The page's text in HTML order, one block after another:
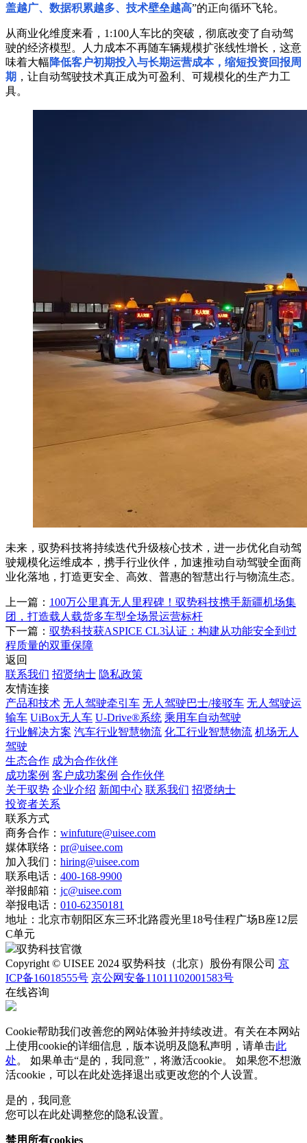
盖越广、数据积累越多、技术壁垒越高”的正向循环飞轮。
从商业化维度来看，1:100人车比的突破，彻底改变了自动驾
驶的经济模型。人力成本不再随车辆规模扩张线性增长，这意
味着大幅降低客户初期投入与长期运营成本，缩短投资回报周
期 ，让自动驾驶技术真正成为可盈利、可规模化的生产力工
具。
未来，驭势科技将持续迭代升级核心技术，进一步优化自动驾
驶规模化运维成本，携手行业伙伴，加速推动自动驾驶全面商
业化落地，打造更安全、高效、普惠的智慧出行与物流生态。
上一篇： 100万公里真无人里程碑！驭势科技携手新疆机场集
团，打造载人载货多车型全场景运营标杆
下一篇： 驭势科技获ASPICE CL3认证：构建从功能安全到过
程质量的双重保障
返回
联系我们 招贤纳士 隐私政策
友情连接
产品和技术 无人驾驶牵引车 无人驾驶巴士/接驳车 无人驾驶运
输车 UiBox无人车 U-Drive®系统 乘用车自动驾驶
行业解决方案 汽车行业智慧物流 化工行业智慧物流 机场无人
驾驶
生态合作 成为合作伙伴
成功案例 客户成功案例 合作伙伴
关于驭势 企业介绍 新闻中心 联系我们 招贤纳士
投资者关系
联系方式
商务合作： winfuture@uisee.com
媒体联络： pr@uisee.com
加入我们： hiring@uisee.com
联系电话： 400-168-9900
举报邮箱： jc@uisee.com
举报电话： 010-62350181
地址： 北京市朝阳区东三环北路霞光里18号佳程广场B座12层
C单元
驭势科技官微
Copyright © UISEE 2024 驭势科技（北京）股份有限公司 京
ICP备16018555号 京公网安备11011102001583号
在线咨询
Cookie帮助我们改善您的网站体验并持续改进。有关在本网站
上使用cookie的详细信息，版本说明及隐私声明，请单击此
处。 如果单击“是的，我同意”，将激活cookie。 如果您不想激
活cookie，可以在此处选择退出或更改您的个人设置。
是的，我同意
您可以在此处调整您的隐私设置。
禁用所有cookies